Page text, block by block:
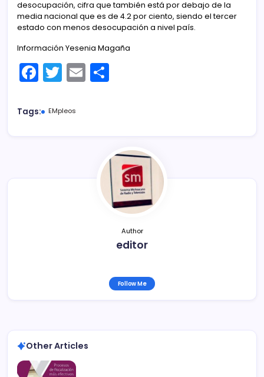
desocupación, cifra que también está por debajo de la
media nacional que es de 4.2 por ciento, siendo el tercer
estado con menos desocupación a nivel país.
Información Yesenia Magaña
F
c
T
itt
E
ar
tir
Tags: EMpleos
Author
editor
Follow Me
Other Articles